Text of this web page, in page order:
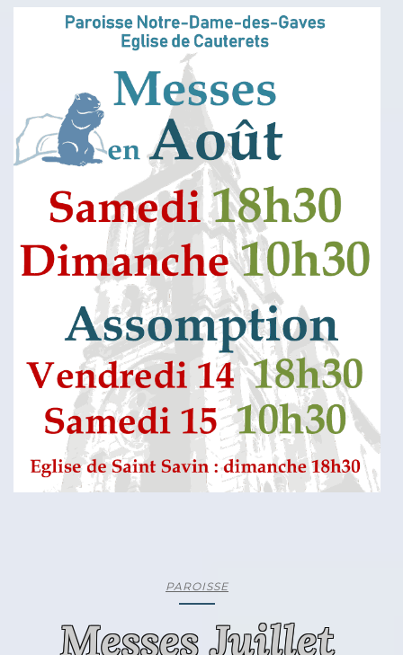
PAROISSE
Messes Juillet